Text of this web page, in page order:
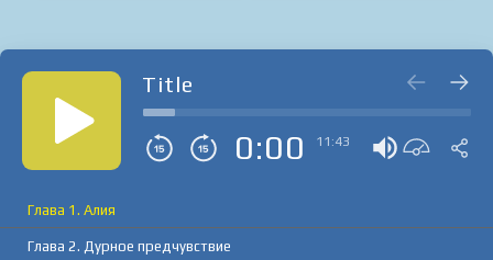
Title
0:00 11:43
Глава 1. Алия
Глава 2. Дурное предчувствие